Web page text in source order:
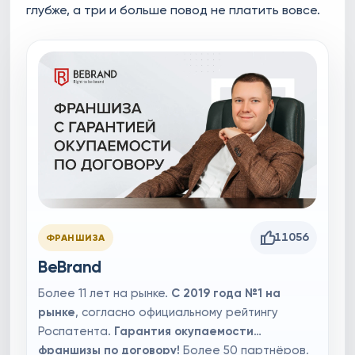
глубже, а три и больше повод не платить вовсе.
ФРАНШИЗА 11056
BeBrand
Более 11 лет на рынке. С 2019 года №1 на
рынке, согласно официальному рейтингу
Роспатента. Гарантия окупаемости
франшизы по договору! Более 50 партнёров,